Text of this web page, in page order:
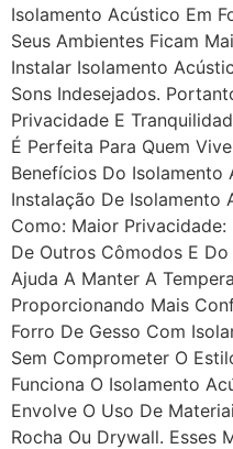
Isolamento Acústico Em
Seus Ambientes Ficam
Instalar Isolamento
Sons Indesejados.
Privacidade E
É Perfeita Para Quem
Benefícios Do Isolamento
Instalação De Isolamento
Como: Maior
De Outros Cômodos E
Ajuda A Manter A
Proporcionando Mais
Forro De Gesso Com
Sem Comprometer O
Funciona O Isolamento
Envolve O Uso De
Rocha Ou Drywall. Esses